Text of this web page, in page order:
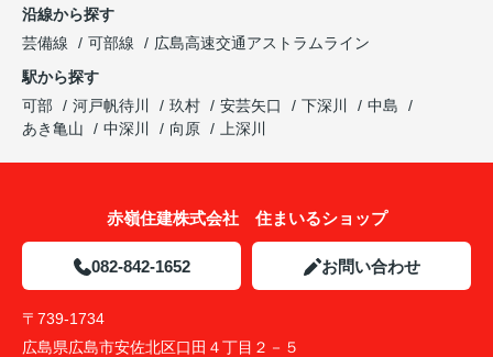
沿線から探す
芸備線
可部線
広島高速交通アストラムライン
駅から探す
可部
河戸帆待川 玖村 安芸矢口 下深川
中島
あき亀山
中深川 向原 上深川
赤嶺住建株式会社 住まいるショップ
082-842-1652 お問い合わせ
〒739-1734
広島県広島市安佐北区口田４丁目２－５